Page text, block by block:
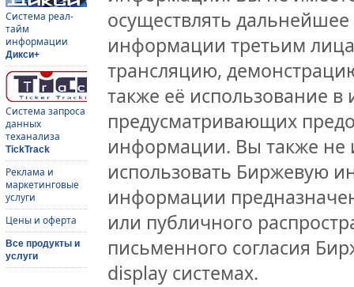
Система реал-
тайм
информации
Дикси+
Система запроса
данных
теханализа
TickTrack
Реклама и
маркетинговые
услуги
Цены и оферта
Все продукты и
услуги
осуществлять
информации третьим
трансляцию,
также её использование
предусматривающих
информации. Вы также не
использовать Биржевую
информации
или публичного
письменного согласия
display системах.